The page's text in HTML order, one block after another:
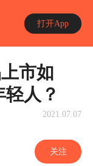
打开App
市如
人？
2021.07.07
关注